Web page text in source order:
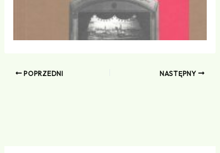
POPRZEDNI NASTĘPNY